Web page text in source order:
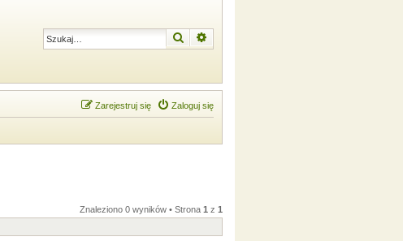
Szukaj
Zaloguj się
Zarejestruj się
Znaleziono 0 wyników • Strona 1 z 1